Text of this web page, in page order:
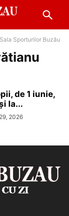
Sporturilor Buzău
de 1 iunie,
la...
2026